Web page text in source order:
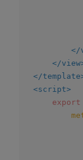
</
</view
</template
<script>
export